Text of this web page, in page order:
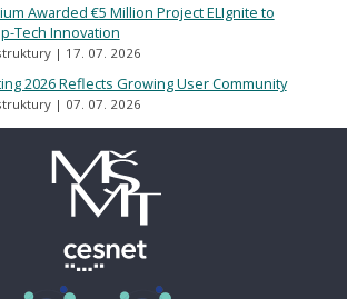
Awarded €5 Million Project ELIgnite to
Tech Innovation
17. 07. 2026
2026 Reflects Growing User Community
07. 07. 2026